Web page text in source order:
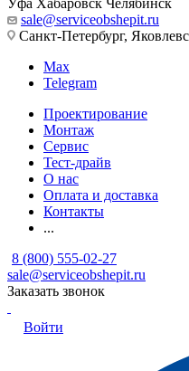
Уфа Хабаровск Челябинск
sale@serviceobshepit.ru
Санкт-Петербург,
Max
Telegram
Проектирование
Монтаж
Сервис
Тест-драйв
О нас
Оплата и доставка
Контакты
...
8 (800) 555-02-27
sale@serviceobshepit.ru
Заказать звонок
Войти